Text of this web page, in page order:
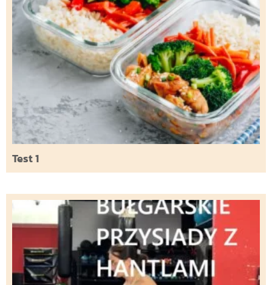
Test 1